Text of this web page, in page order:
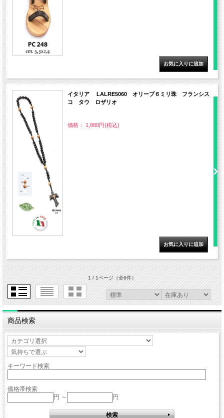
イタリア LALRE5060 オリーブ６ミリ珠 フランシス
コ タウ ロザリオ
価格： 1,880円(税込)
1 / 1ページ（全6件）
商品検索
キーワード検索
価格帯検索
円 ～
円